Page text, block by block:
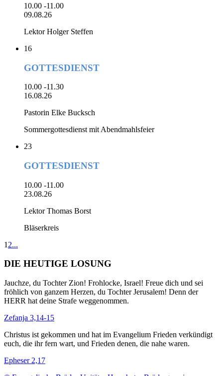
10.00 -11.00
09.08.26
Lektor Holger Steffen
16
GOTTESDIENST
10.00 -11.30
16.08.26
Pastorin Elke Bucksch
Sommergottesdienst mit Abendmahlsfeier
23
GOTTESDIENST
10.00 -11.00
23.08.26
Lektor Thomas Borst
Bläserkreis
1 2...
DIE HEUTIGE LOSUNG
Jauchze, du Tochter Zion! Frohlocke, Israel! Freue dich und sei
fröhlich von ganzem Herzen, du Tochter Jerusalem! Denn der
HERR hat deine Strafe weggenommen.
Zefanja 3,14-15
Christus ist gekommen und hat im Evangelium Frieden verkündigt
euch, die ihr fern wart, und Frieden denen, die nahe waren.
Epheser 2,17